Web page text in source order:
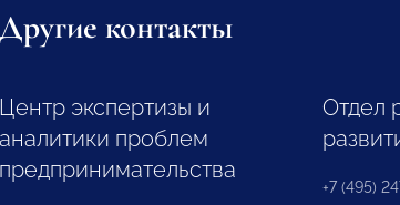
Другие контакты
Центр экспертизы и
аналитики проблем
предпринимательства
Отдел
+7 (495)